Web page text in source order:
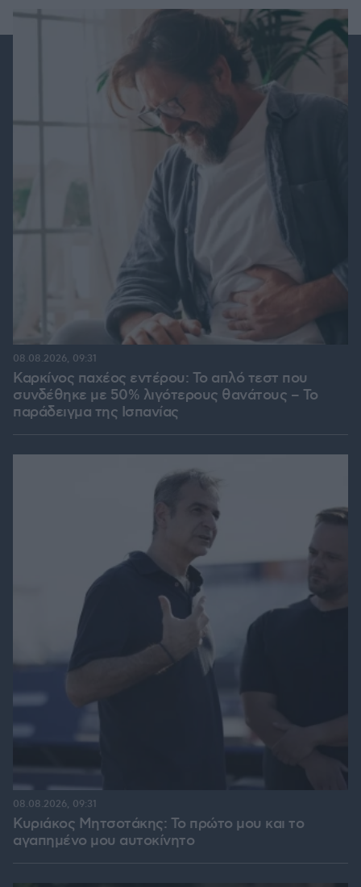
Καρκίνος παχέος εντέρου: Το απλό τεστ που
συνδέθηκε με 50% λιγότερους θανάτους – Το
παράδειγμα της Ισπανίας
08.08.2026, 09:31
Κυριάκος Μητσοτάκης: Το πρώτο μου και το
αγαπημένο μου αυτοκίνητο
08.08.2026, 09:31